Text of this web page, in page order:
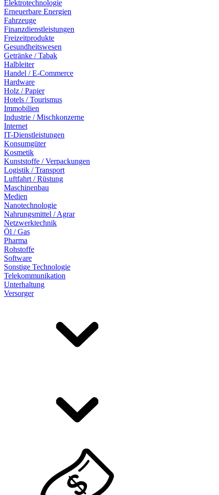
Elektrotechnologie
Erneuerbare Energien
Fahrzeuge
Finanzdienstleistungen
Freizeitprodukte
Gesundheitswesen
Getränke / Tabak
Halbleiter
Handel / E-Commerce
Hardware
Holz / Papier
Hotels / Tourismus
Immobilien
Industrie / Mischkonzerne
Internet
IT-Dienstleistungen
Konsumgüter
Kosmetik
Kunststoffe / Verpackungen
Logistik / Transport
Luftfahrt / Rüstung
Maschinenbau
Medien
Nanotechnologie
Nahrungsmittel / Agrar
Netzwerktechnik
Öl / Gas
Pharma
Rohstoffe
Software
Sonstige Technologie
Telekommunikation
Unterhaltung
Versorger